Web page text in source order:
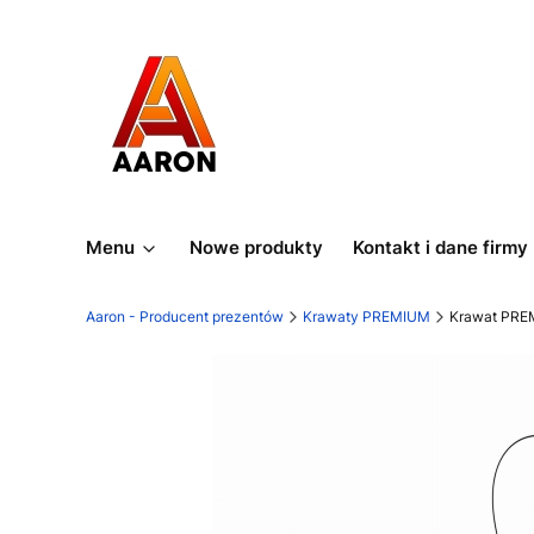
Menu Nowe produkty Kontakt i dane firmy
Aaron - Producent prezentów Krawaty PREMIUM Krawat